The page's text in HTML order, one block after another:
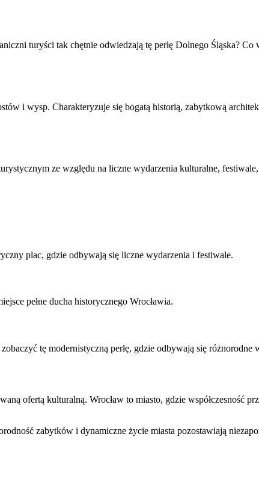
turyści tak chętnie odwiedzają tę perłę Dolnego Śląska? Co
i wysp. Charakteryzuje się bogatą historią, zabytkową
ze względu na liczne wydarzenia kulturalne,
plac, gdzie odbywają się liczne wydarzenia i festiwale.
pełne ducha historycznego Wrocławia.
tę modernistyczną perłę, gdzie odbywają się różnorodne
ofertą kulturalną. Wrocław to miasto, gdzie współczesność
zabytków i dynamiczne życie miasta pozostawiają